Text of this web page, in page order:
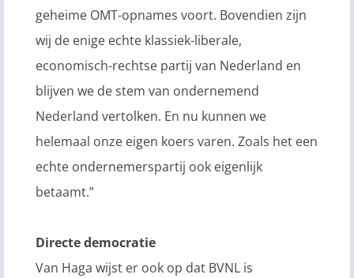
geheime OMT-opnames voort. Bovendien zijn
wij de enige echte klassiek-liberale,
economisch-rechtse partij van Nederland en
blijven we de stem van ondernemend
Nederland vertolken. En nu kunnen we
helemaal onze eigen koers varen. Zoals het een
echte ondernemerspartij ook eigenlijk
betaamt.”
Directe democratie
Van Haga wijst er ook op dat BVNL is